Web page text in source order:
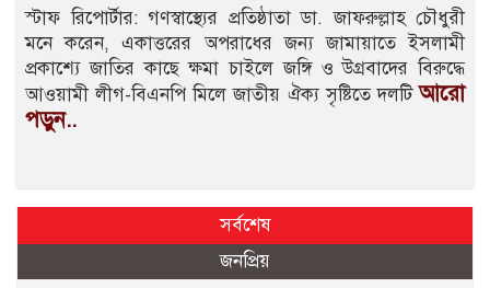
স্টাফ রিপোর্টার: গণস্বাস্থ্যের প্রতিষ্ঠাতা ডা. জাফরুল্লাহ চৌধুরী
মনে করেন, একাত্তরের অপরাধের জন্য জামায়াতে ইসলামী
প্রকাশ্যে জাতির কাছে ক্ষমা চাইলে জঙ্গি ও উগ্রবাদের বিরুদ্ধে
আওয়ামী লীগ-বিএনপি মিলে জাতীয় ঐক্য সৃষ্টিতে দলটিআরো
পড়ুন..
সর্বশেষ
জনপ্রিয়